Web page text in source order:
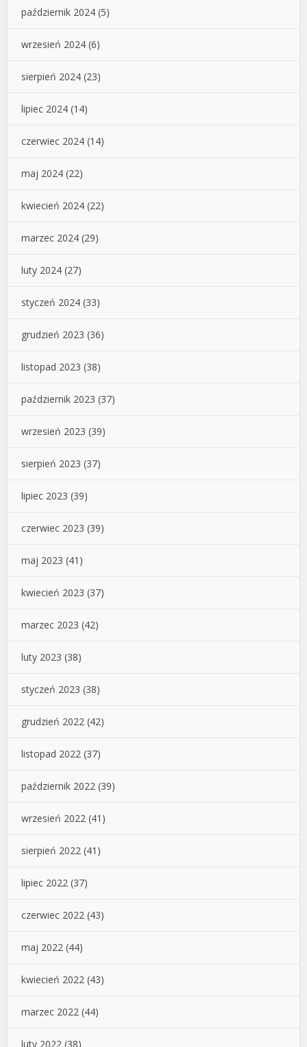
październik 2024 (5)
wrzesień 2024 (6)
sierpień 2024 (23)
lipiec 2024 (14)
czerwiec 2024 (14)
maj 2024 (22)
kwiecień 2024 (22)
marzec 2024 (29)
luty 2024 (27)
styczeń 2024 (33)
grudzień 2023 (36)
listopad 2023 (38)
październik 2023 (37)
wrzesień 2023 (39)
sierpień 2023 (37)
lipiec 2023 (39)
czerwiec 2023 (39)
maj 2023 (41)
kwiecień 2023 (37)
marzec 2023 (42)
luty 2023 (38)
styczeń 2023 (38)
grudzień 2022 (42)
listopad 2022 (37)
październik 2022 (39)
wrzesień 2022 (41)
sierpień 2022 (41)
lipiec 2022 (37)
czerwiec 2022 (43)
maj 2022 (44)
kwiecień 2022 (43)
marzec 2022 (44)
luty 2022 (38)